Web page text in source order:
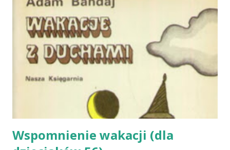
wyruszasz w swoim życiu w drogę do osiągnięcia celu, to
rób tak, by iść nią najprościej jak potrafisz. Krok po kroku,
działanie po działaniu, mając ów cel wciąż przed sobą. Jeśli
samolot ruszając z lotniska zmieni kurs o 2-3 stopnie,
doleci zupełnie w inne miejsce niż było planowane. Jedynym
sposobem na zrobienie postępów są małe kroki
wykonywane codziennie. Świetnie wiem, że nie jest to łatwe,
Wspomnienie wakacji (dla